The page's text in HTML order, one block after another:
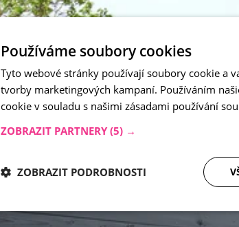
Používáme soubory cookies
Tyto webové stránky používají soubory cookie a
tvorby marketingových kampaní. Používáním
cookie v souladu s našimi zásadami používání
ZOBRAZIT PARTNERY (5) →
ZOBRAZIT PODROBNOSTI
Nezbytně nutné soubory